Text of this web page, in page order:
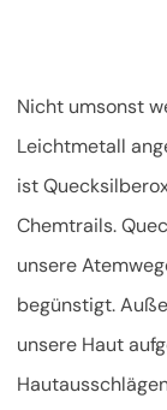
Nicht umsonst
Leichtmetall
ist
Chemtrails.
unsere
begünstigt.
unsere Haut